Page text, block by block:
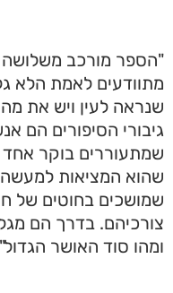
"הספר מורכב משלושה
מתוודעים לאמת הלא
שנראה לעין ויש את
גיבורי הסיפורים הם
שמתעוררים בוקר
שהוא המציאות למעשה
שמושכים בחוטים של
צורכיהם. בדרך הם
ומהו סוד האושר